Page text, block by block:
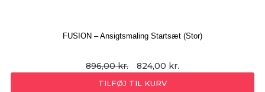
FUSION – Ansigtsmaling Startsæt (Stor)
896,00kr. 824,00 kr.
TILFØJ TIL KURV